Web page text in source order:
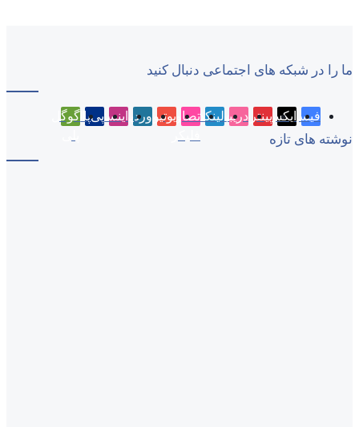
ما را در شبکه های اجتماعی دنبال کنید
فیسبوکایکسپینتریستدریبببللینکداینتصاویریوتیوبوردپرساینستاگرام
پی‌پالگوگل
نوشته های تازه